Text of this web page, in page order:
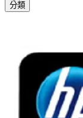
分類